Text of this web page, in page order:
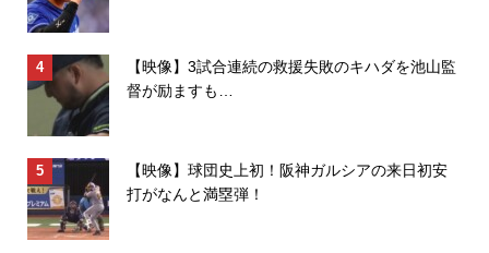
【映像】3試合連続の救援失敗のキハダを池山監
督が励ますも…
【映像】球団史上初！阪神ガルシアの来日初安
打がなんと満塁弾！